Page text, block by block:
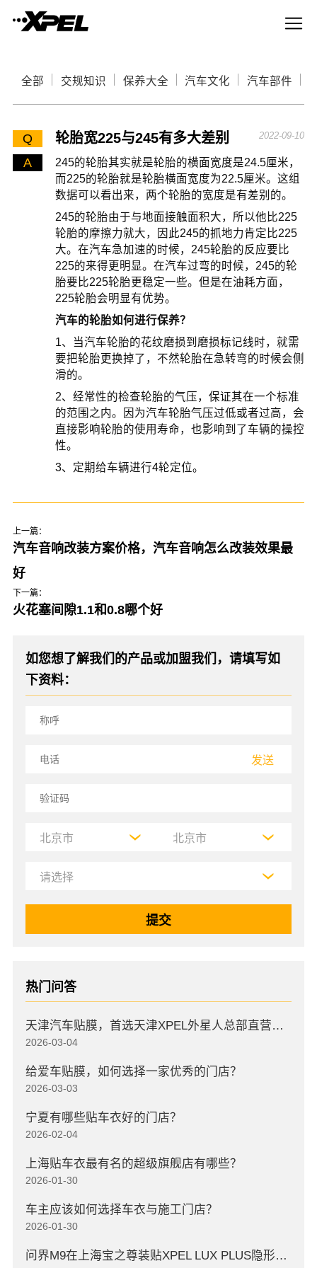
全部 交规知识 保养大全 汽车文化 汽车部件
Q 轮胎宽225与245有多大差别 2022-09-10
A
245的轮胎其实就是轮胎的横面宽度是24.5厘米，
而225的轮胎就是轮胎横面宽度为22.5厘米。这组
数据可以看出来，两个轮胎的宽度是有差别的。
245的轮胎由于与地面接触面积大，所以他比225
轮胎的摩擦力就大，因此245的抓地力肯定比225
大。在汽车急加速的时候，245轮胎的反应要比
225的来得更明显。在汽车过弯的时候，245的轮
胎要比225轮胎更稳定一些。但是在油耗方面，
225轮胎会明显有优势。
汽车的轮胎如何进行保养？
1、当汽车轮胎的花纹磨损到磨损标记线时，就需
要把轮胎更换掉了，不然轮胎在急转弯的时候会侧
滑的。
2、经常性的检查轮胎的气压，保证其在一个标准
的范围之内。因为汽车轮胎气压过低或者过高，会
直接影响轮胎的使用寿命，也影响到了车辆的操控
性。
3、定期给车辆进行4轮定位。
上一篇：
汽车音响改装方案价格，汽车音响怎么改装效果最
好
下一篇：
火花塞间隙1.1和0.8哪个好
如您想了解我们的产品或加盟我们，请填写如
下资料：
发送
热门问答
天津汽车贴膜，首选天津XPEL外星人总部直营店，高口碑店
2026-03-04
给爱车贴膜，如何选择一家优秀的门店？
2026-03-03
宁夏有哪些贴车衣好的门店？
2026-02-04
上海贴车衣最有名的超级旗舰店有哪些？
2026-01-30
车主应该如何选择车衣与施工门店？
2026-01-30
问界M9在上海宝之尊装贴XPEL LUX PLUS隐形车衣